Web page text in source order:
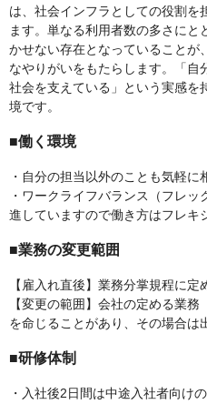
は、社会インフラとしての役割を
ます。単なる利用者数の多さにと
かせない存在となっていることが
なやりがいをもたらします。「自
社会を支えている」という実感を
境です。
■働く環境
・自分の担当以外のことも気軽
・ワークライフバランス（フレ
進していますので働き方はフレキ
■業務の変更範囲
【雇入れ直後】業務分掌規程に
【変更の範囲】会社の定める業
を命じることがあり、その場合は
■研修体制
・入社後2日間は中途入社者向け